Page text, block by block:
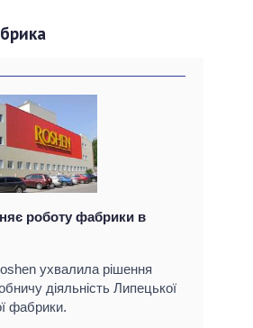
роботу фабрики в
ухвалила рішення
діяльність Липецької
фабрики.